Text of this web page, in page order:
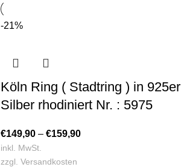
-21%
Köln Ring ( Stadtring ) in 925er
Silber rhodiniert Nr. : 5975
€149,90– €159,90
inkl. MwSt.
zzgl. Versandkosten